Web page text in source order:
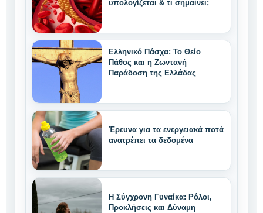
υπολογίζεται & τι σημαίνει;
Ελληνικό Πάσχα: Το Θείο
Πάθος και η Ζωντανή
Παράδοση της Ελλάδας
Έρευνα για τα ενεργειακά ποτά
ανατρέπει τα δεδομένα
Η Σύγχρονη Γυναίκα: Ρόλοι,
Προκλήσεις και Δύναμη